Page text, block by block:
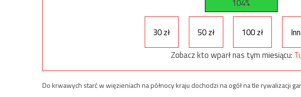
104%
30 zł 50 zł 100 zł
Zobacz kto wparł nas tym miesiącu:
Do krwawych starć w więzieniach na północy kraju dochodzi na ogół na tle rywalizacji